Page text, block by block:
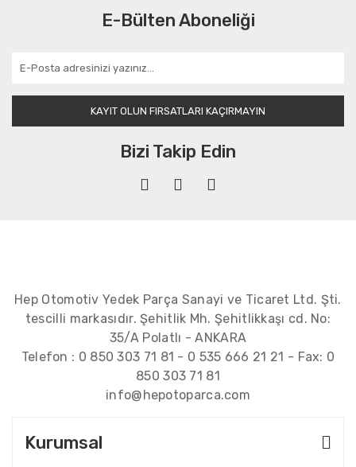
E-Bülten Aboneliği
KAYIT OLUN FIRSATLARI KAÇIRMAYIN
Bizi Takip Edin
Hep Otomotiv Yedek Parça Sanayi ve Ticaret Ltd. Şti.
tescilli markasıdır. Şehitlik Mh. Şehitlikkaşı cd. No:
35/A Polatlı - ANKARA
Telefon : 0 850 303 71 81 - 0 535 666 21 21 - Fax: 0
850 303 71 81
info@hepotoparca.com
Kurumsal